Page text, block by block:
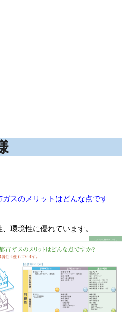
ガスのメリットはどんな点です
環境性に優れています。